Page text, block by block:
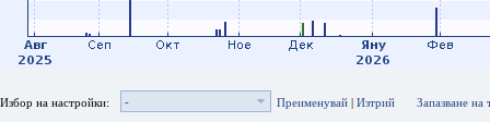
Избор на настройки: - Преименувай | Изтрий Запазване на